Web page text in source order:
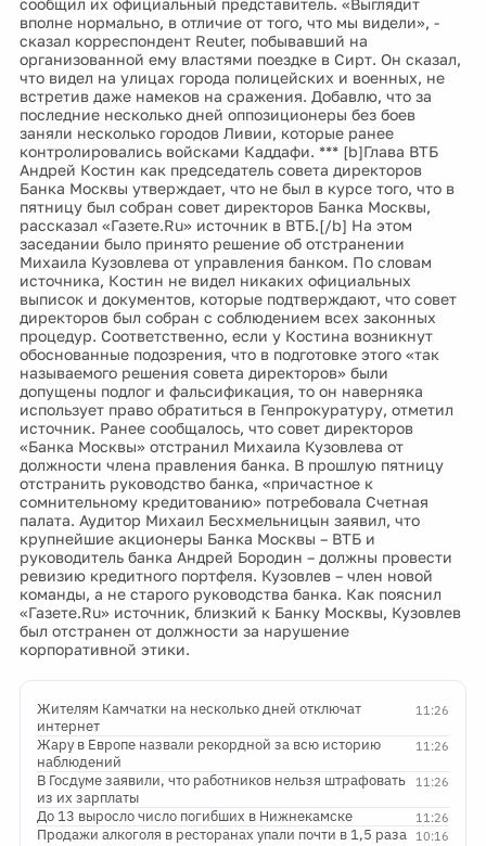
сообщил их официальный представитель. «Выглядит
вполне нормально, в отличие от того, что мы видели», -
сказал корреспондент Reuter, побывавший на
организованной ему властями поездке в Сирт. Он сказал,
что видел на улицах города полицейских и военных, не
встретив даже намеков на сражения. Добавлю, что за
последние несколько дней оппозиционеры без боев
заняли несколько городов Ливии, которые ранее
контролировались войсками Каддафи. *** [b]Глава ВТБ
Андрей Костин как председатель совета директоров
Банка Москвы утверждает, что не был в курсе того, что в
пятницу был собран совет директоров Банка Москвы,
рассказал «Газете.Ru» источник в ВТБ.[/b] На этом
заседании было принято решение об отстранении
Михаила Кузовлева от управления банком. По словам
источника, Костин не видел никаких официальных
выписок и документов, которые подтверждают, что совет
директоров был собран с соблюдением всех законных
процедур. Соответственно, если у Костина возникнут
обоснованные подозрения, что в подготовке этого «так
называемого решения совета директоров» были
допущены подлог и фальсификация, то он наверняка
использует право обратиться в Генпрокуратуру, отметил
источник. Ранее сообщалось, что совет директоров
«Банка Москвы» отстранил Михаила Кузовлева от
должности члена правления банка. В прошлую пятницу
отстранить руководство банка, «причастное к
сомнительному кредитованию» потребовала Счетная
палата. Аудитор Михаил Бесхмельницын заявил, что
крупнейшие акционеры Банка Москвы – ВТБ и
руководитель банка Андрей Бородин – должны провести
ревизию кредитного портфеля. Кузовлев – член новой
команды, а не старого руководства банка. Как пояснил
«Газете.Ru» источник, близкий к Банку Москвы, Кузовлев
был отстранен от должности за нарушение
корпоративной этики.
11:26
Жителям Камчатки на несколько дней отключат
интернет
11:26
Жару в Европе назвали рекордной за всю историю
наблюдений
11:26
В Госдуме заявили, что работников нельзя штрафовать
из их зарплаты
11:26
До 13 выросло число погибших в Нижнекамске
10:16
Продажи алкоголя в ресторанах упали почти в 1,5 раза